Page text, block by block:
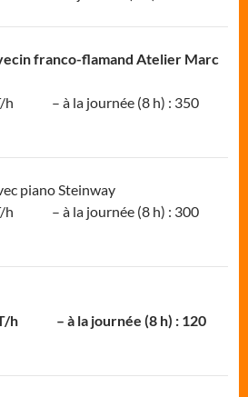
franco-flamand Atelier Marc
h – à la journée (8 h) : 350
piano Steinway
h – à la journée (8 h) : 300
h – à la journée (8 h) : 120